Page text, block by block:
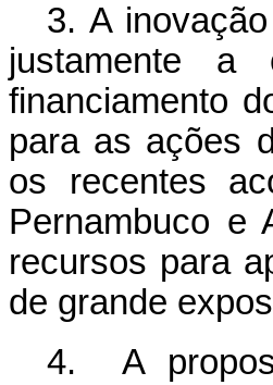
3. A
justamente a
financiamento
para as ações
os recentes
Pernambuco e
recursos para
de grande
4. A